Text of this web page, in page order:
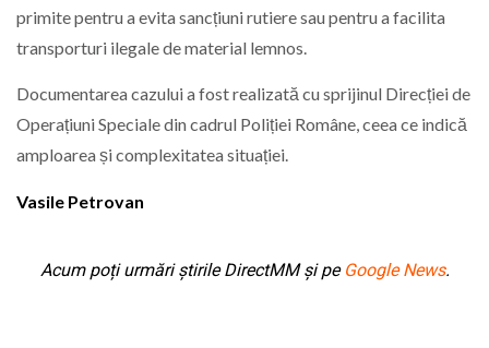
primite pentru a evita sancțiuni rutiere sau pentru a facilita
transporturi ilegale de material lemnos.
Documentarea cazului a fost realizată cu sprijinul Direcției de
Operațiuni Speciale din cadrul Poliției Române, ceea ce indică
amploarea și complexitatea situației.
Vasile Petrovan
Acum poți urmări știrile DirectMM și pe Google News.